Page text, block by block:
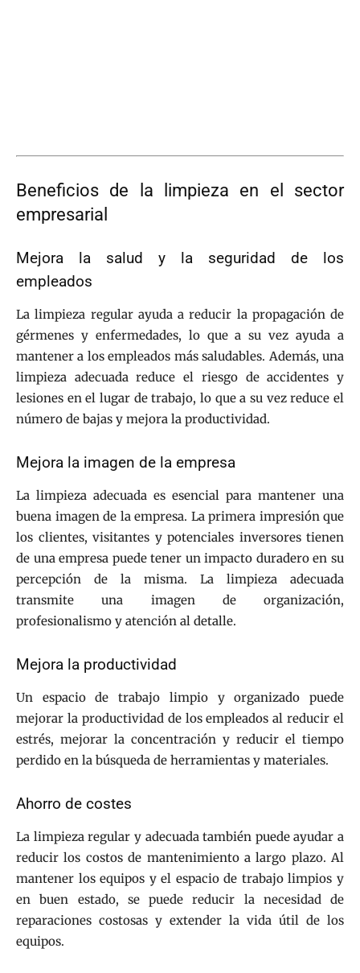
Beneficios de la limpieza en el sector
empresarial
Mejora la salud y la seguridad de los
empleados
La limpieza regular ayuda a reducir la propagación de
gérmenes y enfermedades, lo que a su vez ayuda a
mantener a los empleados más saludables. Además, una
limpieza adecuada reduce el riesgo de accidentes y
lesiones en el lugar de trabajo, lo que a su vez reduce el
número de bajas y mejora la productividad.
Mejora la imagen de la empresa
La limpieza adecuada es esencial para mantener una
buena imagen de la empresa. La primera impresión que
los clientes, visitantes y potenciales inversores tienen
de una empresa puede tener un impacto duradero en su
percepción de la misma. La limpieza adecuada
transmite una imagen de organización,
profesionalismo y atención al detalle.
Mejora la productividad
Un espacio de trabajo limpio y organizado puede
mejorar la productividad de los empleados al reducir el
estrés, mejorar la concentración y reducir el tiempo
perdido en la búsqueda de herramientas y materiales.
Ahorro de costes
La limpieza regular y adecuada también puede ayudar a
reducir los costos de mantenimiento a largo plazo. Al
mantener los equipos y el espacio de trabajo limpios y
en buen estado, se puede reducir la necesidad de
reparaciones costosas y extender la vida útil de los
equipos.